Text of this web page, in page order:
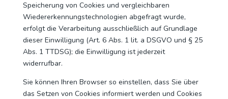
Speicherung von Cookies und vergleichbaren
Wiedererkennungstechnologien abgefragt wurde,
erfolgt die Verarbeitung ausschließlich auf Grundlage
dieser Einwilligung (Art. 6 Abs. 1 lit. a DSGVO und § 25
Abs. 1 TTDSG); die Einwilligung ist jederzeit
widerrufbar.
Sie können Ihren Browser so einstellen, dass Sie über
das Setzen von Cookies informiert werden und Cookies